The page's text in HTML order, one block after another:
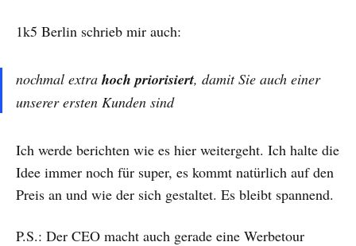
1k5 Berlin schrieb mir auch:
nochmal extra hoch priorisiert, damit Sie auch einer
unserer ersten Kunden sind
Ich werde berichten wie es hier weitergeht. Ich halte die
Idee immer noch für super, es kommt natürlich auf den
Preis an und wie der sich gestaltet. Es bleibt spannend.
P.S.: Der CEO macht auch gerade eine Werbetour